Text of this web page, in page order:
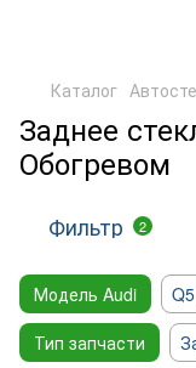
Каталог
Заднее
Обогревом
Фильтр 2
Модель Audi
Тип запчасти